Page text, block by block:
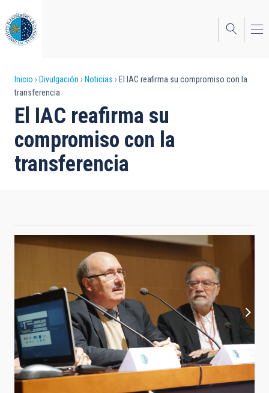
al
contenido
principal
Sobrescribir
enlaces
de
ayuda
a
Inicio Divulgación Noticias
El IAC reafirma su compromiso con la
transferencia
El IAC reafirma su
compromiso con la
transferencia